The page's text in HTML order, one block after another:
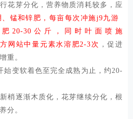
花芽分化，营养物质消耗较多，应
和锌肥，每亩每次冲施j9九游
20-30公斤，同时叶面喷施
站中量元素水溶肥2-3次 ，促进
重。
始变软着色至完全成熟为止，约20-
梢逐渐木质化，花芽继续分化，根
分。